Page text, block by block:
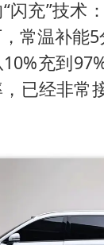
闪充”技术
常温补能
充到
已经非常